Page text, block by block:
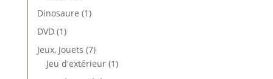
produits
Dinosaure 11
DVD 11
produit
Jeux, Jouets 77
produits
Jeu d'extérieur 11